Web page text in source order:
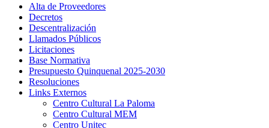
Alta de Proveedores
Decretos
Descentralización
Llamados Públicos
Licitaciones
Base Normativa
Presupuesto Quinquenal 2025-2030
Resoluciones
Links Externos
Centro Cultural La Paloma
Centro Cultural MEM
Centro Unitec